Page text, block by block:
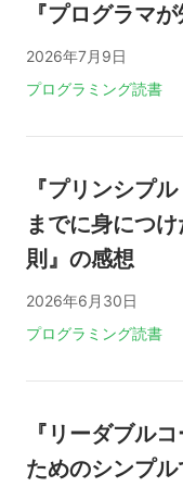
『プログラマ
2026年7月9日
タグ:
プログラミング読書
『プリンシプ
までに身につ
則』の感想
2026年6月30日
タグ:
プログラミング読書
『リーダブル
ためのシンプ